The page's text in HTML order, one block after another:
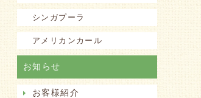
シンガプーラ
アメリカンカール
お知らせ
お客様紹介